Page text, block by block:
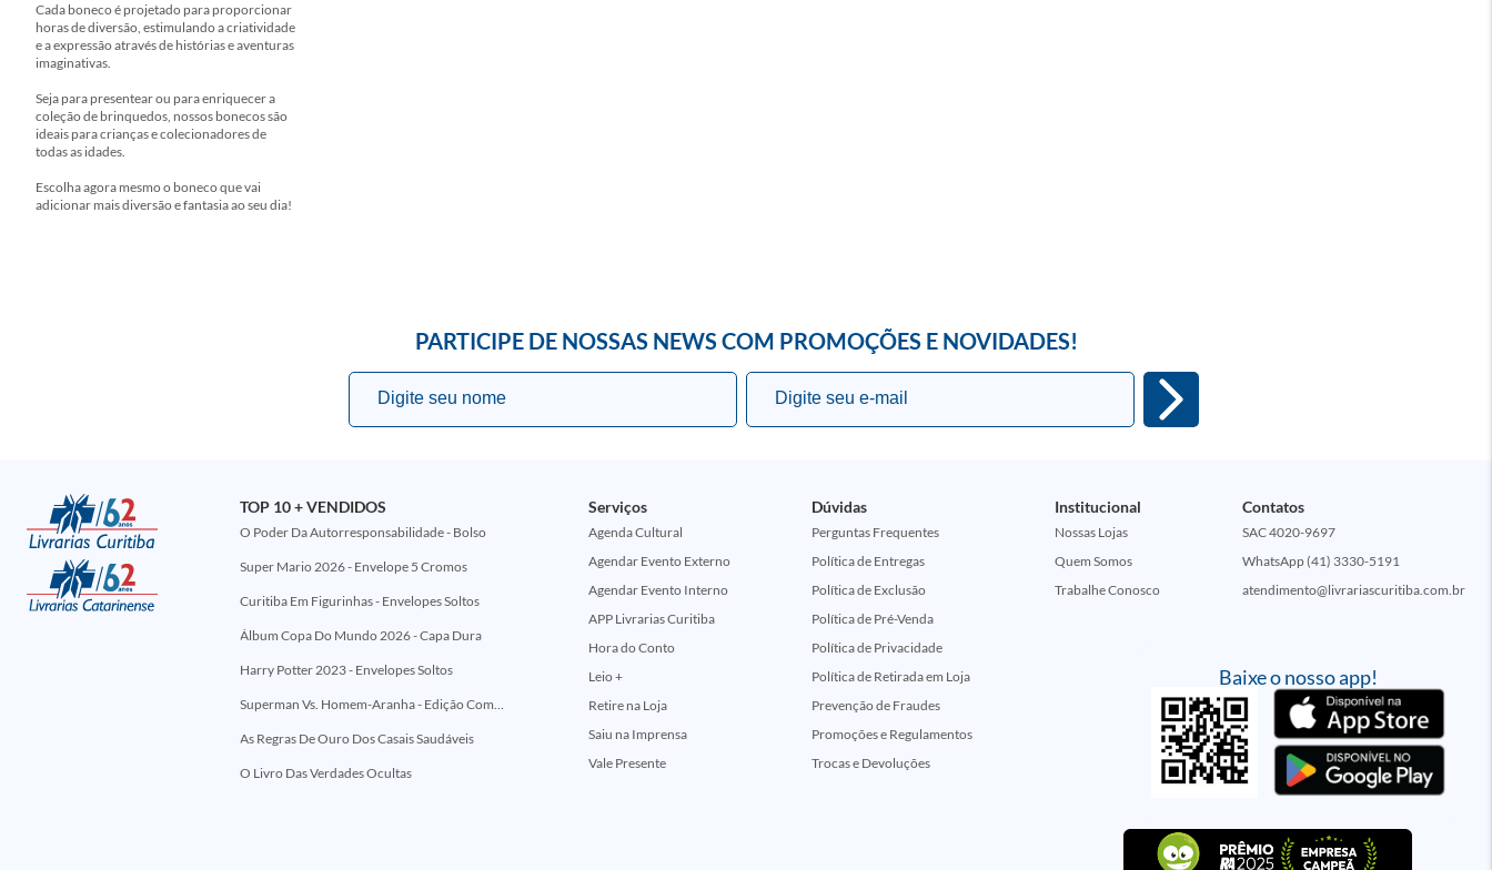
Cada boneco é projetado para proporcionar
horas de diversão, estimulando a criatividade
e a expressão através de histórias e aventuras
imaginativas.
Seja para presentear ou para enriquecer a
coleção de brinquedos, nossos bonecos são
ideais para crianças e colecionadores de
todas as idades.
Escolha agora mesmo o boneco que vai
adicionar mais diversão e fantasia ao seu dia!
PARTICIPE DE NOSSAS NEWS COM PROMOÇÕES E NOVIDADES!
Baixe o nosso app!
TOP 10 + VENDIDOS
O Poder Da Autorresponsabilidade - Bolso
Super Mario 2026 - Envelope 5 Cromos
Curitiba Em Figurinhas - Envelopes Soltos
Álbum Copa Do Mundo 2026 - Capa Dura
Harry Potter 2023 - Envelopes Soltos
Superman Vs. Homem-Aranha - Edição Comemorativa 50 Anos (Encontros Clássicos Dc E Marvel)
As Regras De Ouro Dos Casais Saudáveis
O Livro Das Verdades Ocultas
Serviços
Agenda Cultural
Agendar Evento Externo
Agendar Evento Interno
APP Livrarias Curitiba
Hora do Conto
Leio +
Retire na Loja
Saiu na Imprensa
Vale Presente
Dúvidas
Perguntas Frequentes
Política de Entregas
Política de Exclusão
Política de Pré-Venda
Política de Privacidade
Política de Retirada em Loja
Prevenção de Fraudes
Promoções e Regulamentos
Trocas e Devoluções
Institucional
Nossas Lojas
Quem Somos
Trabalhe Conosco
Contatos
SAC 4020-9697
WhatsApp (41) 3330-5191
atendimento@livrariascuritiba.com.br